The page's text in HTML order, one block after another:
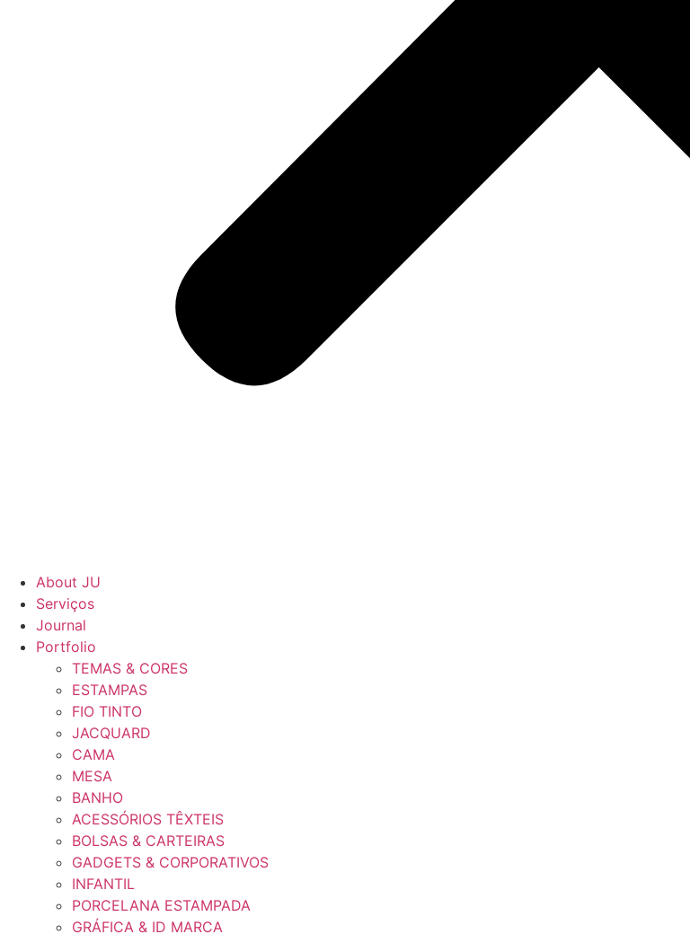
About JU
Serviços
Journal
Portfolio
TEMAS & CORES
ESTAMPAS
FIO TINTO
JACQUARD
CAMA
MESA
BANHO
ACESSÓRIOS TÊXTEIS
BOLSAS & CARTEIRAS
GADGETS & CORPORATIVOS
INFANTIL
PORCELANA ESTAMPADA
GRÁFICA & ID MARCA